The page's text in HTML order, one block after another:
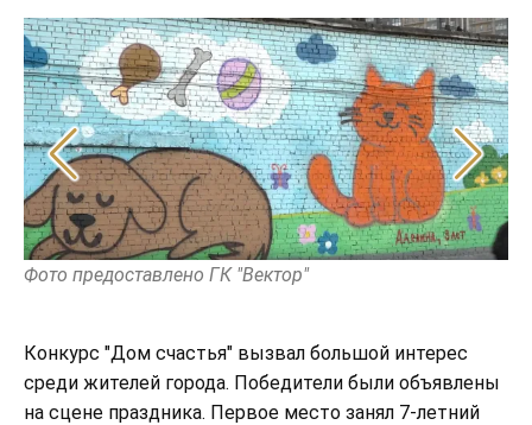
Фото предоставлено ГК "Вектор"
Конкурс "Дом счастья" вызвал большой интерес
среди жителей города. Победители были объявлены
на сцене праздника. Первое место занял 7-летний